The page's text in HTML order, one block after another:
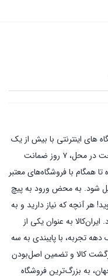
های اینترنتی با بیش از یک
دهه تجربه، با پایبندی به سه اصل کلیدی، پرداخت در محل، ۷ روز ضمانت
همگام با فروشگاه‌های معتبر
شود. به محض ورود به پیچ
هر آنچه که نیاز دارید و به
به عنوان یکی از
تجربه، با پایبندی به سه
۷ روز ضمانت بازگشت کالا و تضمین اصل‌بودن
به بزرگ‌ترین فروشگاه